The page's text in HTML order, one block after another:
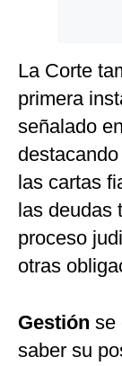
La Corte
primera
señalado
las cartas
las deudas
proceso
otras
Gestión se
saber su